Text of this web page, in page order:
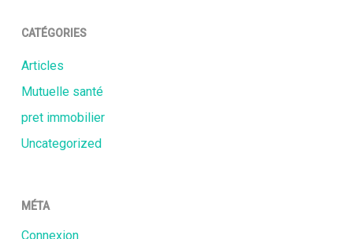
CATÉGORIES
Articles
Mutuelle santé
pret immobilier
Uncategorized
MÉTA
Connexion